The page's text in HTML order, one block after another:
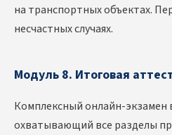
на транспортных объектах.
несчастных случаях.
Модуль 8. Итоговая
Комплексный онлайн-экзамен
охватывающий все разделы